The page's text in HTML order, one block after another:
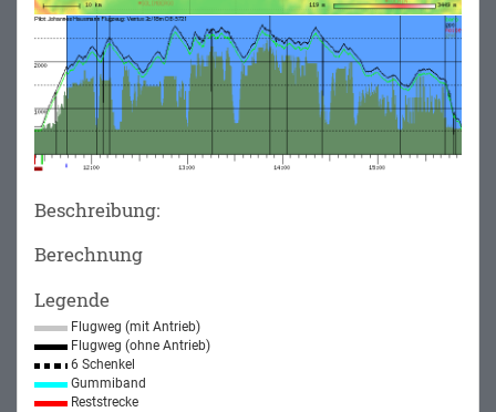
Beschreibung:
Berechnung
Legende
Flugweg (mit Antrieb)
Flugweg (ohne Antrieb)
6 Schenkel
Gummiband
Reststrecke